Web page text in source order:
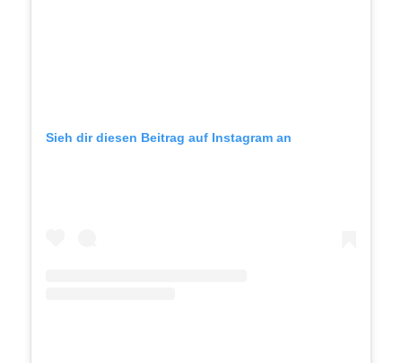
Sieh dir diesen Beitrag auf Instagram an